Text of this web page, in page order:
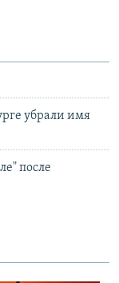
убрали имя
после